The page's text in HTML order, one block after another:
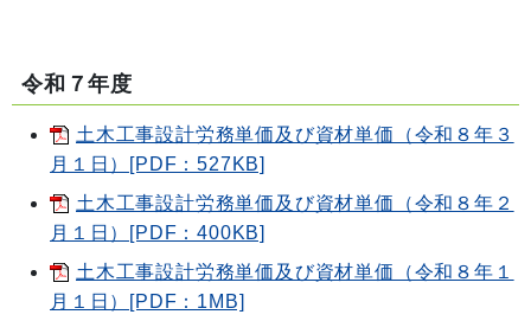
令和７年度
土木工事設計労務単価及び資材単価（令和８年３
月１日）[PDF：527KB]
土木工事設計労務単価及び資材単価（令和８年２
月１日）[PDF：400KB]
土木工事設計労務単価及び資材単価（令和８年１
月１日）[PDF：1MB]